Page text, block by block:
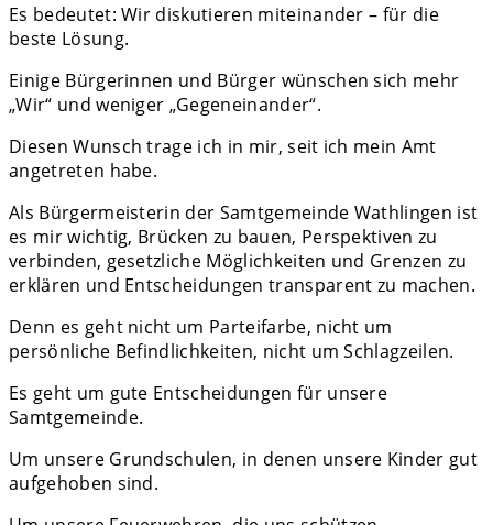
Es bedeutet: Wir diskutieren miteinander – für die
beste Lösung.
Einige Bürgerinnen und Bürger wünschen sich mehr
„Wir“ und weniger „Gegeneinander“.
Diesen Wunsch trage ich in mir, seit ich mein Amt
angetreten habe.
Als Bürgermeisterin der Samtgemeinde Wathlingen ist
es mir wichtig, Brücken zu bauen, Perspektiven zu
verbinden, gesetzliche Möglichkeiten und Grenzen zu
erklären und Entscheidungen transparent zu machen.
Denn es geht nicht um Parteifarbe, nicht um
persönliche Befindlichkeiten, nicht um Schlagzeilen.
Es geht um gute Entscheidungen für unsere
Samtgemeinde.
Um unsere Grundschulen, in denen unsere Kinder gut
aufgehoben sind.